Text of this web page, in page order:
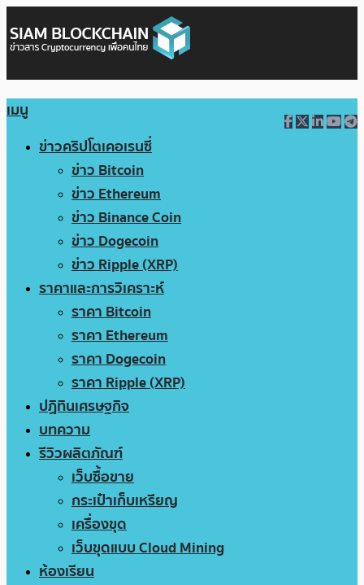
เมนู
ข่าวคริปโตเคอเรนซี่
ข่าว Bitcoin
ข่าว Ethereum
ข่าว Binance Coin
ข่าว Dogecoin
ข่าว Ripple (XRP)
ราคาและการวิเคราะห์
ราคา Bitcoin
ราคา Ethereum
ราคา Dogecoin
ราคา Ripple (XRP)
ปฏิทินเศรษฐกิจ
บทความ
รีวิวผลิตภัณฑ์
เว็บซื้อขาย
กระเป๋าเก็บเหรียญ
เครื่องขุด
เว็บขุดแบบ Cloud Mining
ห้องเรียน